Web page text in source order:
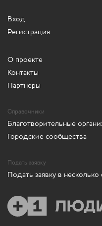
Вход
Регистрация
О проекте
Контакты
Партнёры
Справочники
Благотворительные
Городские сообщества
Подать заявку
Подать заявку в